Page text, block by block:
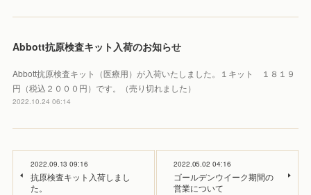
Abbott抗原検査キット入荷のお知らせ
Abbott抗原検査キット（医療用）が入荷いたしました。１キット １８１９
円（税込２０００円）です。（売り切れました）
2022.10.24 06:14
2022.09.13 09:16
抗原検査キット入荷しまし
た。
2022.05.02 04:16
ゴールデンウイーク期間の
営業について